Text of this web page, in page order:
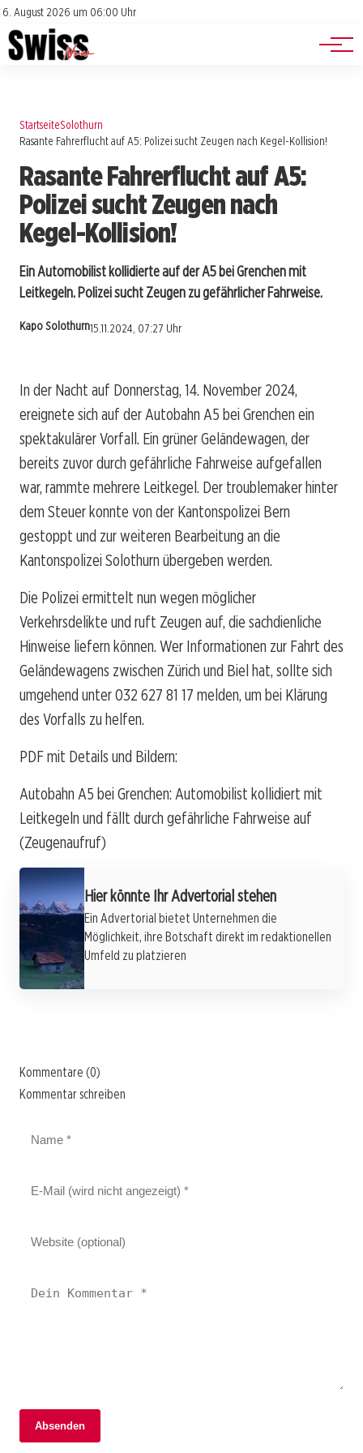
6. August 2026 um 06:00 Uhr
Impressum
Datenschutz
Jobs
Events
StartseiteSolothurn
Rasante Fahrerflucht auf A5: Polizei sucht Zeugen nach Kegel-Kollision!
Rasante Fahrerflucht auf A5:
Polizei sucht Zeugen nach
Kegel-Kollision!
Ein Automobilist kollidierte auf der A5 bei Grenchen mit
Leitkegeln. Polizei sucht Zeugen zu gefährlicher Fahrweise.
Kapo Solothurn15.11.2024, 07:27 Uhr
In der Nacht auf Donnerstag, 14. November 2024,
ereignete sich auf der Autobahn A5 bei Grenchen ein
spektakulärer Vorfall. Ein grüner Geländewagen, der
bereits zuvor durch gefährliche Fahrweise aufgefallen
war, rammte mehrere Leitkegel. Der troublemaker hinter
dem Steuer konnte von der Kantonspolizei Bern
gestoppt und zur weiteren Bearbeitung an die
Kantonspolizei Solothurn übergeben werden.
Die Polizei ermittelt nun wegen möglicher
Verkehrsdelikte und ruft Zeugen auf, die sachdienliche
Hinweise liefern können. Wer Informationen zur Fahrt des
Geländewagens zwischen Zürich und Biel hat, sollte sich
umgehend unter 032 627 81 17 melden, um bei Klärung
des Vorfalls zu helfen.
PDF mit Details und Bildern:
Autobahn A5 bei Grenchen: Automobilist kollidiert mit
Leitkegeln und fällt durch gefährliche Fahrweise auf
(Zeugenaufruf)
Hier könnte Ihr Advertorial stehen
Ein Advertorial bietet Unternehmen die
Möglichkeit, ihre Botschaft direkt im redaktionellen
Umfeld zu platzieren
Kommentare (0)
Kommentar schreiben
Absenden
02. Januar 2026